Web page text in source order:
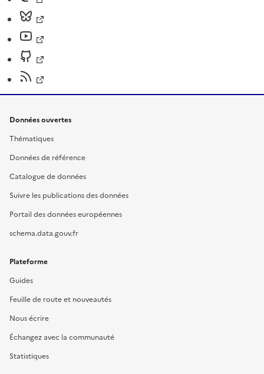
Données ouvertes
Thématiques
Données de référence
Catalogue de données
Suivre les publications des données
Portail des données européennes
schema.data.gouv.fr
Plateforme
Guides
Feuille de route et nouveautés
Nous écrire
Échangez avec la communauté
Statistiques